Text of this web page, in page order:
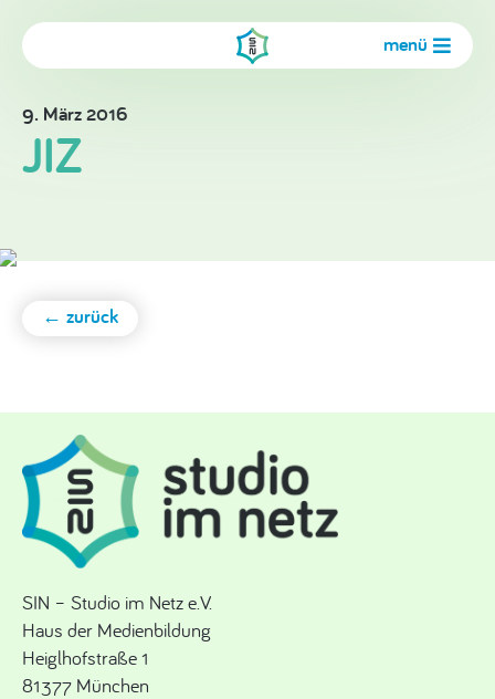
menü
9. März 2016
JIZ
← zurück
SIN – Studio im Netz e.V.
Haus der Medienbildung
Heiglhofstraße 1
81377 München